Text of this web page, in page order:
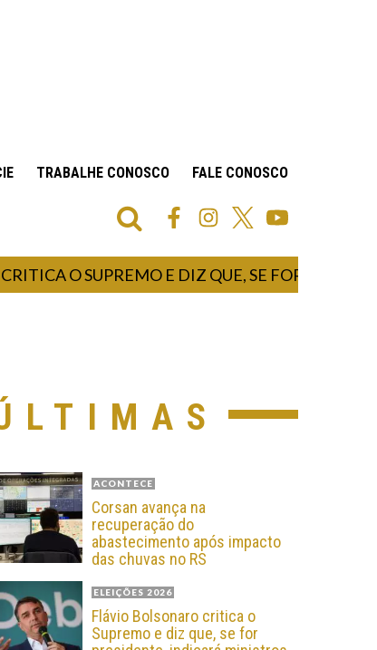
TRABALHE CONOSCO FALE CONOSCO
O SUPREMO E DIZ QUE, SE FOR
ACONTECE
Corsan avança na
recuperação do
abastecimento após impacto
das chuvas no RS
ELEIÇÕES 2026
Flávio Bolsonaro critica o
Supremo e diz que, se for